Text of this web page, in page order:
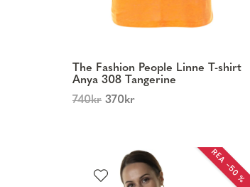
The Fashion People Linne T-shirt
Anya 308 Tangerine
740kr 370kr
REA −50 %